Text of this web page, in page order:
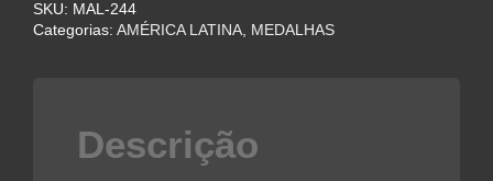
ORDEM
DE
MILITAR
SKU: MAL-244
Categorias: AMÉRICA LATINA, MEDALHAS
Descrição